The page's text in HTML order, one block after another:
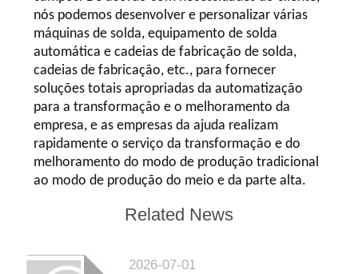
nós podemos desenvolver e personalizar várias
máquinas de solda, equipamento de solda
automática e cadeias de fabricação de solda,
cadeias de fabricação, etc., para fornecer
soluções totais apropriadas da automatização
para a transformação e o melhoramento da
empresa, e as empresas da ajuda realizam
rapidamente o serviço da transformação e do
melhoramento do modo de produção tradicional
ao modo de produção do meio e da parte alta.
Related News
2026-07-01